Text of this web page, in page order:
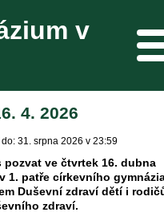
v
4. 2026
do: 31. srpna 2026 v 23:59
pozvat ve čtvrtek 16. dubna
1. patře církevního
Duševní zdraví dětí i
zdraví.